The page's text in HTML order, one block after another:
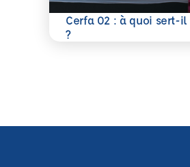
Cerfa 02 : à quoi sert-
?
En savoir plus